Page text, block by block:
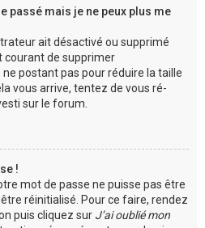
passé mais je ne peux plus me
ait désactivé ou supprimé
courant de supprimer
postant pas pour réduire la taille
vous arrive, tentez de vous ré-
sur le forum.
!
mot de passe ne puisse pas être
réinitialisé. Pour ce faire, rendez
puis cliquez sur J’ai oublié mon